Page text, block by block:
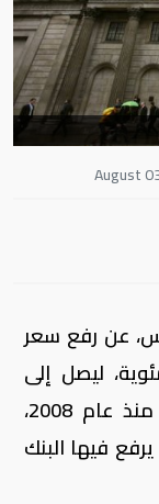
عن رفع سعر
ليصل إلى
5.25 % وهو أعلى مستوى للفائدة منذ عام 2008،
فيها البنك